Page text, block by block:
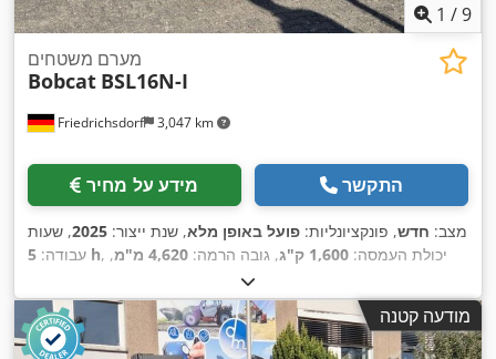
1 /9
Friedrichsdorf 3,047 km
מערם משטחים
Bobcat BSL16N-I
מידע על מחיר התקשר
מצב: חדש, פונקציונליות: פועל באופן מלא, שנת ייצור: 2025, שעות
עבודה: 5 h , יכולת העמסה: 1,600 ק"ג , גובה הרמה: 4,620 מ"מ
,
, סוג דלק:
גובה בנייה:2,108 מ"מ , אורך המזלג:1,150 מ"מ
, משקל עצמי:
1,340 ק"ג
, אורך כולל:1,964 מ"מ , סוג הנעה:Elektro , רוחב בנייה:
820 מ"מ,
מודעה קטנה